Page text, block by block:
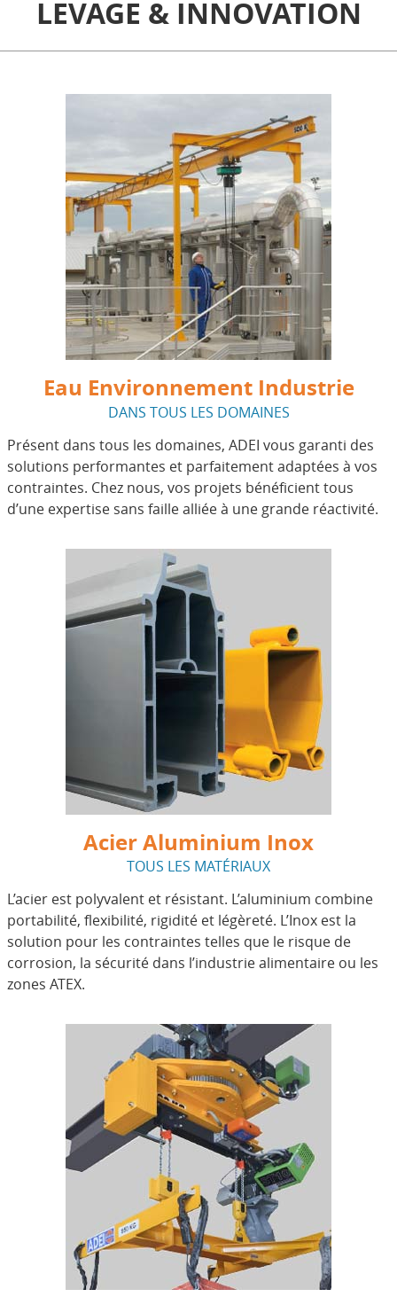
LEVAGE & INNOVATION
Eau Environnement Industrie
DANS TOUS LES DOMAINES
Présent dans tous les domaines, ADEI vous garanti des
solutions performantes et parfaitement adaptées à vos
contraintes. Chez nous, vos projets bénéficient tous
d’une expertise sans faille alliée à une grande réactivité.
Acier Aluminium Inox
TOUS LES MATÉRIAUX
L’acier est polyvalent et résistant. L’aluminium combine
portabilité, flexibilité, rigidité et légèreté. L’Inox est la
solution pour les contraintes telles que le risque de
corrosion, la sécurité dans l’industrie alimentaire ou les
zones ATEX.